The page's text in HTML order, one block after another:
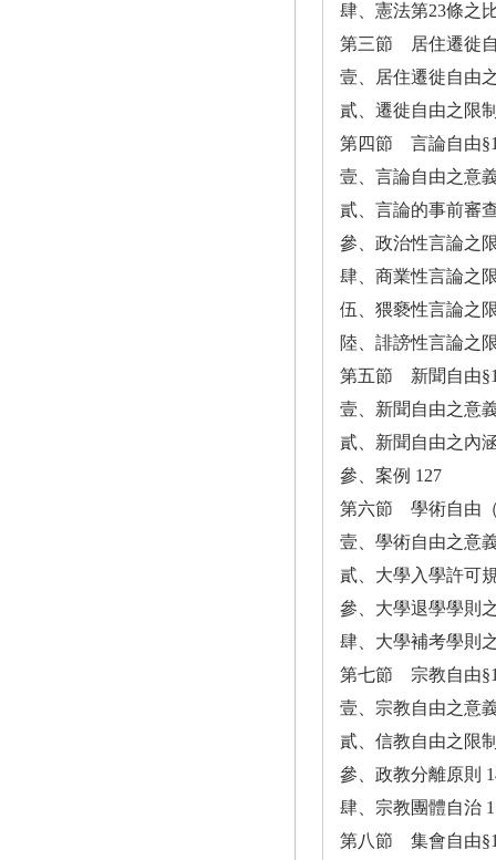
肆、憲法第23條之
第三節 居住遷徙自
壹、居住遷徙自由
貳、遷徙自由之限
第四節 言論自由
壹、言論自由之意
貳、言論的事前審
參、政治性言論之
肆、商業性言論之
伍、猥褻性言論之
陸、誹謗性言論之
第五節 新聞自由
壹、新聞自由之意
貳、新聞自由之內
參、案例 127
第六節 學術自由
壹、學術自由之意
貳、大學入學許可
參、大學退學學則
肆、大學補考學則
第七節 宗教自由
壹、宗教自由之意
貳、信教自由之限
參、政教分離原則
肆、宗教團體自治
第八節 集會自由